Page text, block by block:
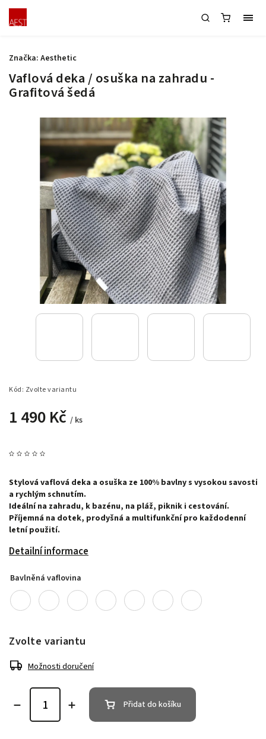
Vaflová deka / osuška na zahradu -
Grafitová šedá
Kód: Zvolte variantu
1 490 Kč / ks
Stylová vaflová deka a osuška ze 100% bavlny s vysokou savostí
a rychlým schnutím.
Ideální na zahradu, k bazénu, na pláž, piknik i cestování.
Příjemná na dotek, prodyšná a multifunkční pro každodenní
letní použití.
Detailní informace
Značka: Aesthetic
Bavlněná vaflovina
Zvolte variantu
Možnosti doručení
Přidat do košíku